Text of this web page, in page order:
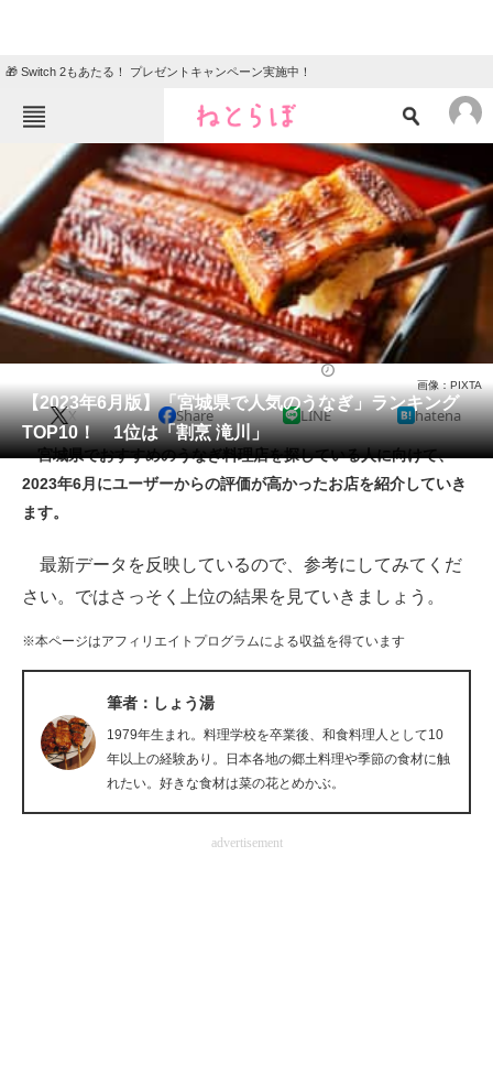
🎁 Switch 2もあたる！ プレゼントキャンペーン実施中！
ねとらぼメニュー
TOP ニュース
エンタメ クイズ
グルメ 地域
住まい 教育・育児
リサーチ
会員記事
メディア
注目記事を集めた総合ページ
スマホと通信の最新トレンド
進化するPCとデバイスの未来
ビジネスと働き方のヒント
AI活用のいまが分かる
【2023年6月版】「宮城県で人気のうなぎ」ランキング
TOP10！ 1位は「割烹 滝川」
画像：PIXTA
X Share LINE hatena
宮城県でおすすめのうなぎ料理店を探している人に向けて、
2023年6月にユーザーからの評価が高かったお店を紹介していき
ます。
最新データを反映しているので、参考にしてみてくだ
さい。ではさっそく上位の結果を見ていきましょう。
※本ページはアフィリエイトプログラムによる収益を得ています
筆者：しょう湯
1979年生まれ。料理学校を卒業後、和食料理人として10
年以上の経験あり。日本各地の郷土料理や季節の食材に触
れたい。好きな食材は菜の花とめかぶ。
advertisement